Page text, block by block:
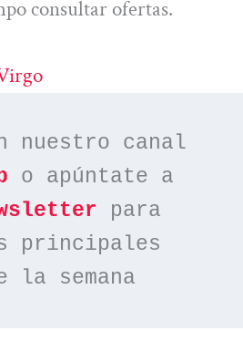
consultar ofertas.
nuestro canal
o apúntate a
para
principales
la semana